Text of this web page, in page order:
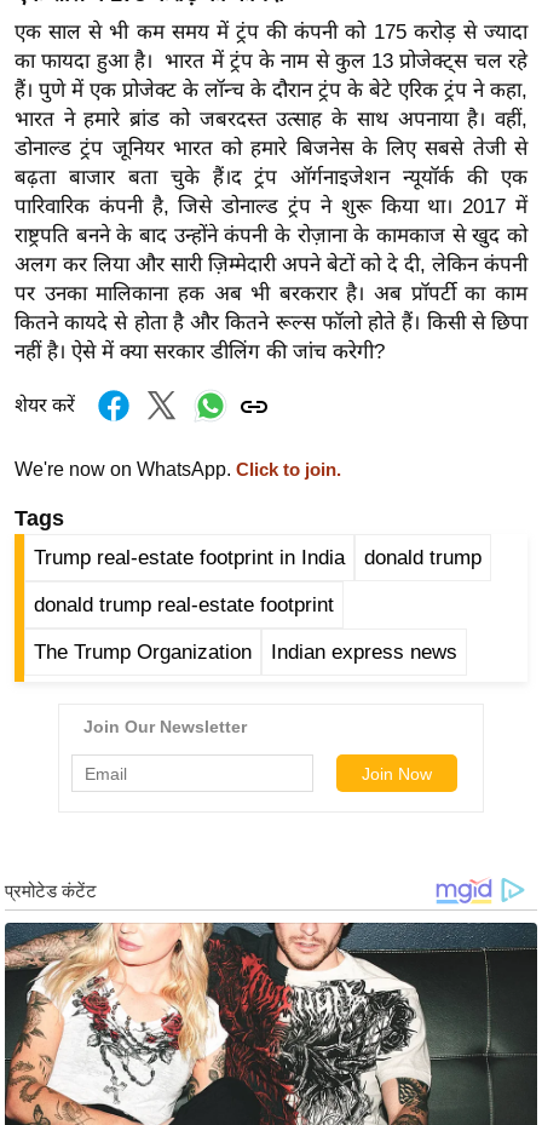
/
फै
श
न
घ
रे
लू
नु
स्खे
प
र्य
न
ल
फि
ट
स
मं
रा
ज
नी
ति
वि
श्ले
ष
एक साल से भी कम समय में ट्रंप की कंपनी को 175 करोड़ से ज्यादा
का फायदा हुआ है। भारत में ट्रंप के नाम से कुल 13 प्रोजेक्ट्स चल रहे
हैं। पुणे में एक प्रोजेक्ट के लॉन्च के दौरान ट्रंप के बेटे एरिक ट्रंप ने कहा,
भारत ने हमारे ब्रांड को जबरदस्त उत्साह के साथ अपनाया है। वहीं,
डोनाल्ड ट्रंप जूनियर भारत को हमारे बिजनेस के लिए सबसे तेजी से
बढ़ता बाजार बता चुके हैं।द ट्रंप ऑर्गनाइजेशन न्यूयॉर्क की एक
पारिवारिक कंपनी है, जिसे डोनाल्ड ट्रंप ने शुरू किया था। 2017 में
राष्ट्रपति बनने के बाद उन्होंने कंपनी के रोज़ाना के कामकाज से खुद को
अलग कर लिया और सारी ज़िम्मेदारी अपने बेटों को दे दी, लेकिन कंपनी
पर उनका मालिकाना हक अब भी बरकरार है। अब प्रॉपर्टी का काम
कितने कायदे से होता है और कितने रूल्स फॉलो होते हैं। किसी से छिपा
नहीं है। ऐसे में क्या सरकार डीलिंग की जांच करेगी?
शेयर करें
We're now on WhatsApp. Click to join.
Tags
Trump real-estate footprint in India donald trump
donald trump real-estate footprint
The Trump Organization Indian express news